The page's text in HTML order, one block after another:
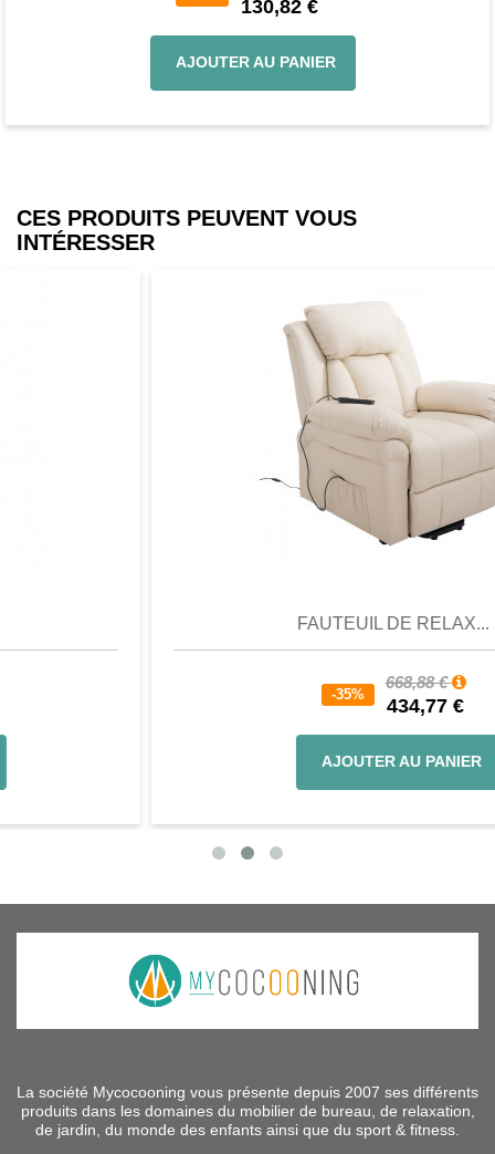
130,82 €
AJOUTER AU PANIER
CES PRODUITS PEUVENT VOUS
INTÉRESSER
FAUTEUIL DE RELAX...
AJOUTER AU PANIER
Comparer
La société Mycocooning vous présente depuis 2007 ses différents
produits dans les domaines du mobilier de bureau, de relaxation,
de jardin, du monde des enfants ainsi que du sport & fitness.